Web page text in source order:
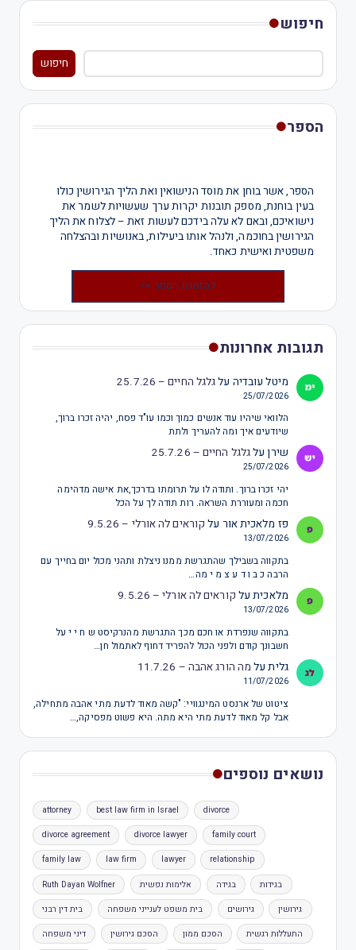
חיפוש
חיפוש
הספר
הספר, אשר בוחן את מוסד הנישואין ואת הליך הגירושין כולו
בעין בוחנת, מספק תובנות יקרות ערך שעשויות לשמר את
נישואיכם, ובאם לא עלה בידכם לעשות זאת – לצלוח את הליך
הגירושין בחוכמה, ולנהל אותו ביעילות, באנושיות ובהצלחה
משפטית ואישית כאחד.
להזמנת הספר >>
תגובות אחרונות
מיטל עובדיה עלגלגל החיים – 25.7.26
25/07/2026
הלוואי שיהיו עוד אנשים כמוך וכמו עו"ד פסח, יהיה זכרו ברוך,
שיודעים איך ומה להעריך ולתת
שירןעלגלגל החיים – 25.7.26
25/07/2026
יהי זכרו ברוך. ותודה לו על תרומתו בדרכך,את אישה מדהימה
חכמה ומעוררת השראה. רות תודה לך על הכל
פז מלאכית אור על קוראים לה אורלי – 9.5.26
13/07/2026
בתקווה בשבילך שהתגרשת ממנו ניצלת ותהני מכול יום בחייך עם
הרבה כ ב ו ד ע צ מ י מה…
מלאכיתעל קוראים לה אורלי – 9.5.26
13/07/2026
בתקווה שנפרדת או חכם מכך התגרשת מהנרקיסט ש ח י י על
חשבונך קודם ולפני הכול להפריד דחוף לאתמול חן…
גליתעל מה הורג אהבה – 11.7.26
11/07/2026
ציטוט של ארנסט המינגוויי: "קשה מאוד לדעת מתי אהבה מתחילה,
אבל קל מאוד לדעת מתי היא מתה. היא פשוט מפסיקה,…
נושאים נוספים
attorney best law firm in Israel divorce
divorce agreement divorce lawyer family court
family law law firm lawyer relationship
Ruth Dayan Wolfner אלימות נפשית בגידה בגידות
בית דין רבני בית משפט לענייני משפחה גירושים גירושין
דיני משפחה הסכם גירושין הסכם ממון התעללות רגשית